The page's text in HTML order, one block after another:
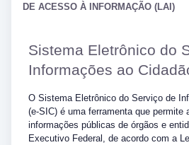
DE ACESSO À INFORMAÇÃO (LAI)
Sistema Eletrônico do
Informações ao
O Sistema Eletrônico do Serviço de
(e-SIC) é uma ferramenta que permite
informações públicas de órgãos e
Executivo Federal, de acordo com a